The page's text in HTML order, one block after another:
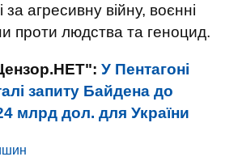
за агресивну війну, воєнні
проти людства та геноцид.
У Пентагоні
запиту Байдена до
млрд дол. для України